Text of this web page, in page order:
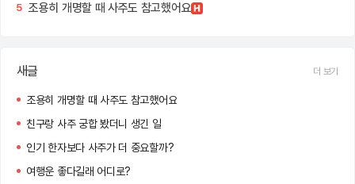
5 조용히 개명할 때 사주도 참고했어요
새글 더 보기
조용히 개명할 때 사주도 참고했어요
친구랑 사주 궁합 봤더니 생긴 일
인기 한자보다 사주가 더 중요할까?
여행운 좋다길래 어디로?